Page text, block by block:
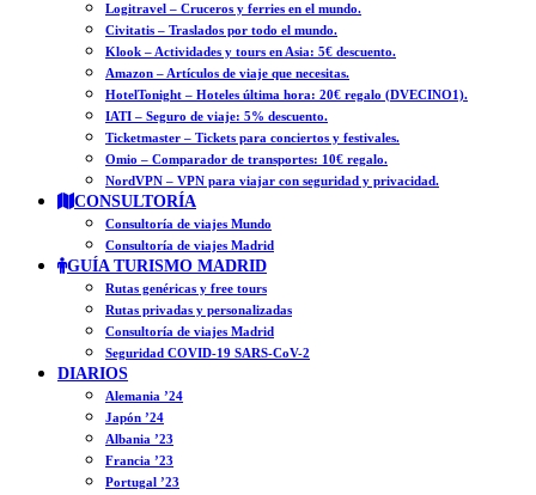
Logitravel – Cruceros y ferries en el mundo.
Civitatis – Traslados por todo el mundo.
Klook – Actividades y tours en Asia: 5€ descuento.
Amazon – Artículos de viaje que necesitas.
HotelTonight – Hoteles última hora: 20€ regalo (DVECINO1).
IATI – Seguro de viaje: 5% descuento.
Ticketmaster – Tickets para conciertos y festivales.
Omio – Comparador de transportes: 10€ regalo.
NordVPN – VPN para viajar con seguridad y privacidad.
CONSULTORÍA
Consultoría de viajes Mundo
Consultoría de viajes Madrid
GUÍA TURISMO MADRID
Rutas genéricas y free tours
Rutas privadas y personalizadas
Consultoría de viajes Madrid
Seguridad COVID-19 SARS-CoV-2
DIARIOS
Alemania ’24
Japón ’24
Albania ’23
Francia ’23
Portugal ’23